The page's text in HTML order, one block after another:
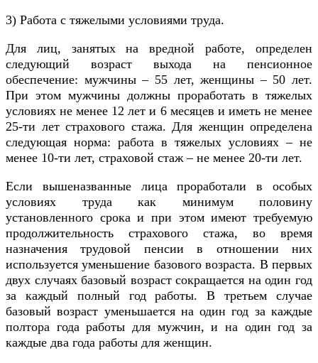
3) Работа с тяжелыми условиями труда.
Для лиц, занятых на вредной работе, определен
следующий возраст выхода на пенсионное
обеспечение: мужчины – 55 лет, женщины – 50 лет.
При этом мужчины должны проработать в тяжелых
условиях не менее 12 лет и 6 месяцев и иметь не менее
25-ти лет страхового стажа. Для женщин определена
следующая норма: работа в тяжелых условиях – не
менее 10-ти лет, страховой стаж – не менее 20-ти лет.
Если вышеназванные лица проработали в особых
условиях труда как минимум половину
установленного срока и при этом имеют требуемую
продолжительность страхового стажа, во время
назначения трудовой пенсии в отношении них
используется уменьшение базового возраста. В первых
двух случаях базовый возраст сокращается на один год
за каждый полный год работы. В третьем случае
базовый возраст уменьшается на один год за каждые
полтора года работы для мужчин, и на один год за
каждые два года работы для женщин.